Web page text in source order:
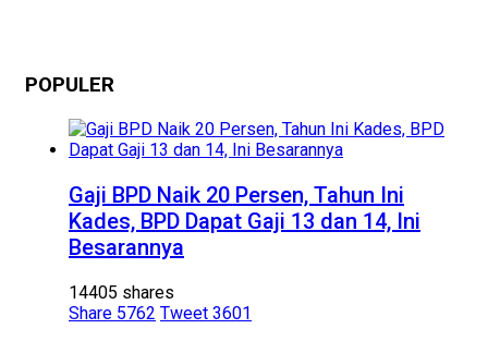
POPULER
Gaji BPD Naik 20 Persen, Tahun Ini
Kades, BPD Dapat Gaji 13 dan 14, Ini
Besarannya
14405 shares
Share 5762 Tweet 3601